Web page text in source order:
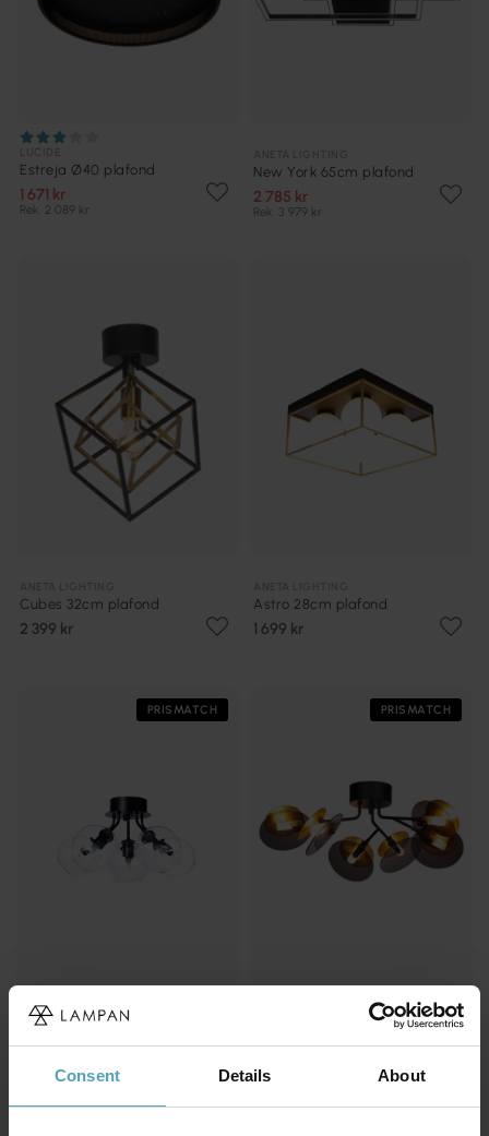
Consent Details About
Estreja Ø40 plafond
1 671 kr
Rek. 2 089 kr
New York 65cm plafond
2 785 kr
Rek. 3 979 kr
Cubes 32cm plafond
2 399 kr
Astro 28cm plafond
1 699 kr
PRISMATCH
CO BANKERYD
Rek. 2 599 kr
PRISMATCH
Rek. 3 625 kr